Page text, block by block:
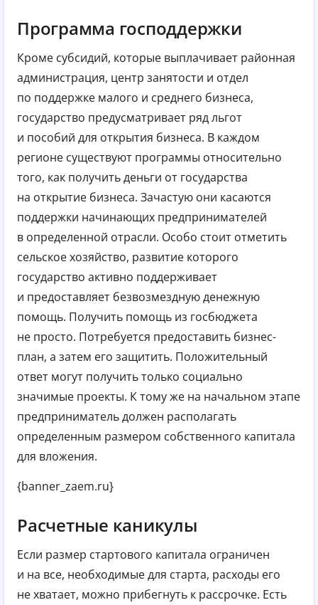
Программа господдержки
Кроме субсидий, которые выплачивает районная
администрация, центр занятости и отдел
по поддержке малого и среднего бизнеса,
государство предусматривает ряд льгот
и пособий для открытия бизнеса. В каждом
регионе существуют программы относительно
того, как получить деньги от государства
на открытие бизнеса. Зачастую они касаются
поддержки начинающих предпринимателей
в определенной отрасли. Особо стоит отметить
сельское хозяйство, развитие которого
государство активно поддерживает
и предоставляет безвозмездную денежную
помощь. Получить помощь из госбюджета
не просто. Потребуется предоставить бизнес-
план, а затем его защитить. Положительный
ответ могут получить только социально
значимые проекты. К тому же на начальном этапе
предприниматель должен располагать
определенным размером собственного капитала
для вложения.
{banner_zaem.ru}
Расчетные каникулы
Если размер стартового капитала ограничен
и на все, необходимые для старта, расходы его
не хватает, можно прибегнуть к рассрочке. Есть